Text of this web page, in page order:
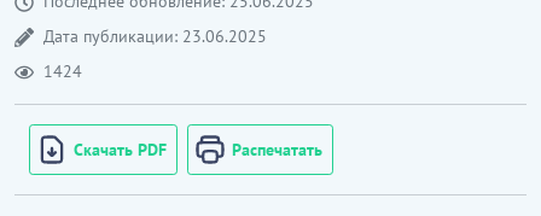
Дата публикации: 23.06.2025
1424
Скачать PDF Распечатать